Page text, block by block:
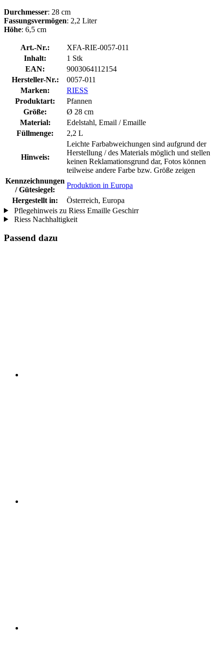
Durchmesser: 28 cm
Fassungsvermögen: 2,2 Liter
Höhe: 6,5 cm
Art.-Nr.:
XFA-RIE-0057-011
Inhalt:
1 Stk
EAN:
9003064112154
Hersteller-Nr.:
0057-011
Marken:
RIESS
Produktart:
Pfannen
Größe:
Ø 28 cm
Material:
Edelstahl, Email / Emaille
Füllmenge:
2,2 L
Hinweis:
Leichte Farbabweichungen sind aufgrund der
Herstellung / des Materials möglich und stellen
keinen Reklamationsgrund dar, Fotos können
teilweise andere Farbe bzw. Größe zeigen
Kennzeichnungen
/ Gütesiegel:
Produktion in Europa
Hergestellt in:
Österreich, Europa
Pflegehinweis zu Riess Emaille Geschirr
Riess Nachhaltigkeit
Passend dazu